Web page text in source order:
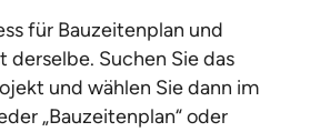
für Bauzeitenplan und
derselbe. Suchen Sie das
und wählen Sie dann im
„Bauzeitenplan“ oder